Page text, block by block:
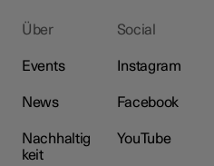
Über
Events
News
Nachhaltig
keit
Social
Instagram
Facebook
YouTube